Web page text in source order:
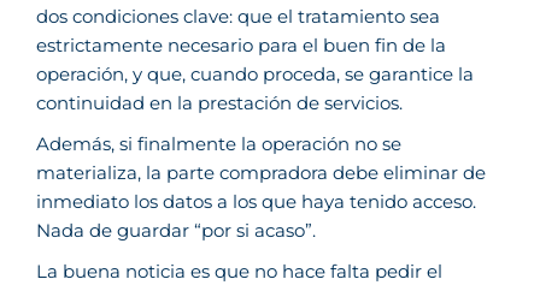
dos condiciones clave: que el tratamiento sea
estrictamente necesario para el buen fin de la
operación, y que, cuando proceda, se garantice la
continuidad en la prestación de servicios.
Además, si finalmente la operación no se
materializa, la parte compradora debe eliminar de
inmediato los datos a los que haya tenido acceso.
Nada de guardar “por si acaso”.
La buena noticia es que no hace falta pedir el